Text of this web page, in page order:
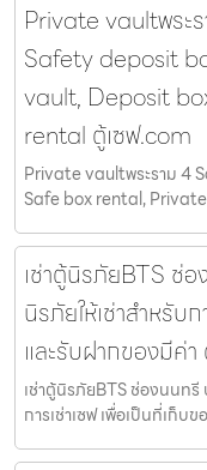
Private vaultพระ
Safety deposit
vault, Deposit
rental ตู้เซฟ.com
Private vaultพระราม 4
Safe box rental,
เช่าตู้นิรภัยBTS ช่
นิรภัยให้เช่าสำหรับ
และรับฝากของมีค่
เช่าตู้นิรภัยBTS ช่องนนท
การเช่าเซฟ เพื่อเป็นที่เก็บ